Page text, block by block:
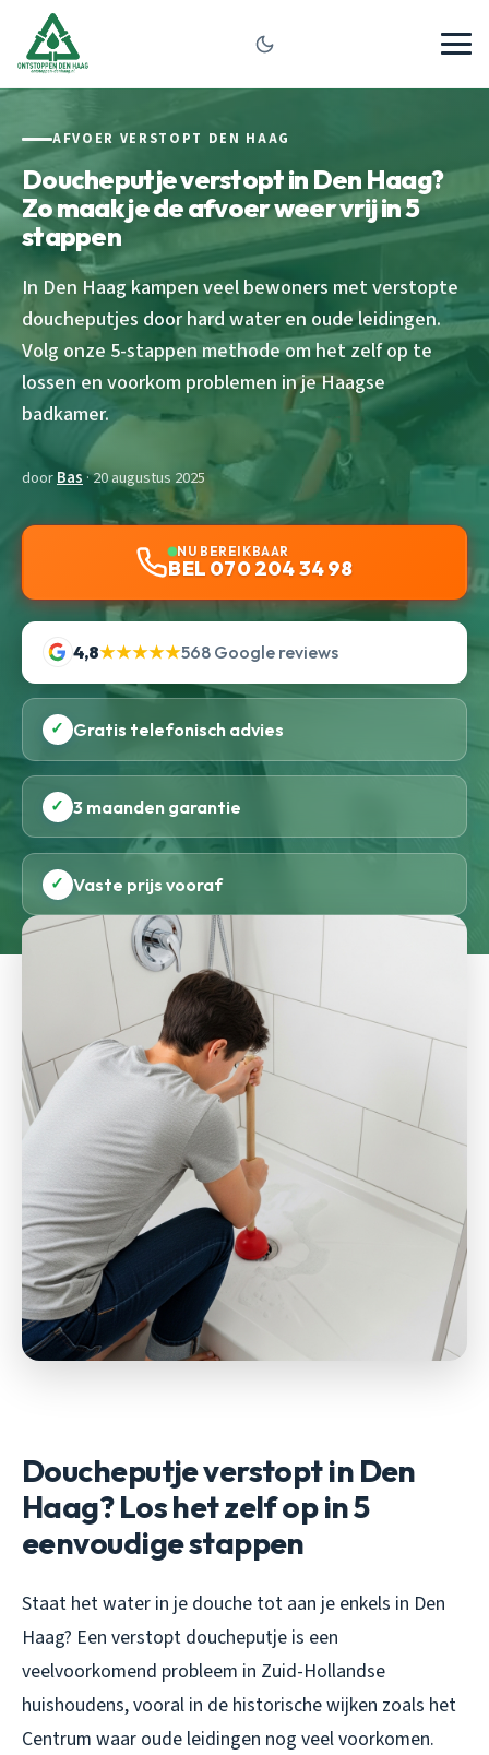
AFVOER VERSTOPT DEN HAAG
Doucheputje verstopt in Den Haag?
Zo maak je de afvoer weer vrij in 5
stappen
In Den Haag kampen veel bewoners met verstopte
doucheputjes door hard water en oude leidingen.
Volg onze 5-stappen methode om het zelf op te
lossen en voorkom problemen in je Haagse
badkamer.
doorBas· 20 augustus 2025
NU BEREIKBAAR
BEL 070 204 34 98
4,8★★★★★568 Google reviews
✓ Gratis telefonisch advies
✓ 3 maanden garantie
✓ Vaste prijs vooraf
Doucheputje verstopt in Den
Haag? Los het zelf op in 5
eenvoudige stappen
Staat het water in je douche tot aan je enkels in Den
Haag? Een verstopt doucheputje is een
veelvoorkomend probleem in Zuid-Hollandse
huishoudens, vooral in de historische wijken zoals het
Centrum waar oude leidingen nog veel voorkomen.